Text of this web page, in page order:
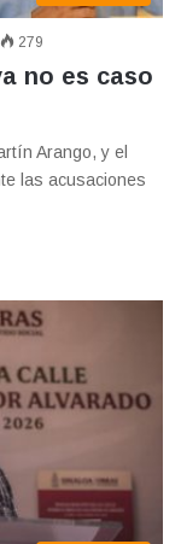
279
no es caso
Arango, y el
las acusaciones